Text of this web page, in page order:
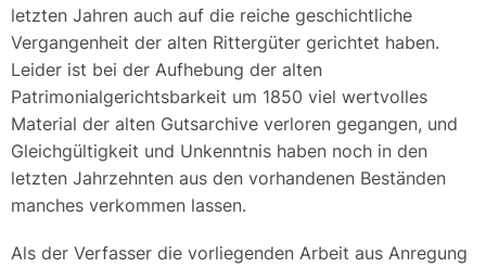
letzten Jahren auch auf die reiche geschichtliche
Vergangenheit der alten Rittergüter gerichtet haben.
Leider ist bei der Aufhebung der alten
Patrimonialgerichtsbarkeit um 1850 viel wertvolles
Material der alten Gutsarchive verloren gegangen, und
Gleichgültigkeit und Unkenntnis haben noch in den
letzten Jahrzehnten aus den vorhandenen Beständen
manches verkommen lassen.
Als der Verfasser die vorliegenden Arbeit aus Anregung